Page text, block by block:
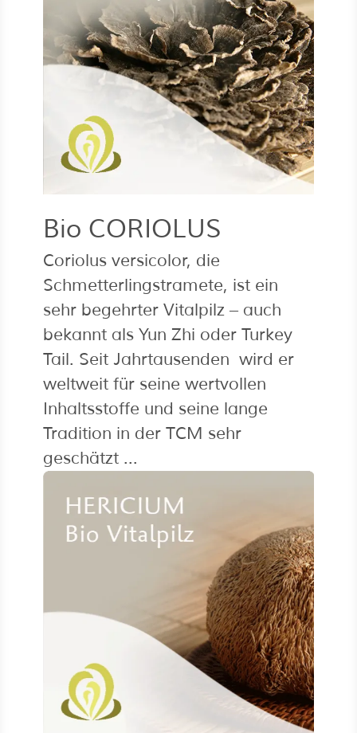
Bio CORIOLUS
Coriolus versicolor, die
Schmetterlingstramete, ist ein
sehr begehrter Vitalpilz – auch
bekannt als Yun Zhi oder Turkey
Tail. Seit Jahrtausenden wird er
weltweit für seine wertvollen
Inhaltsstoffe und seine lange
Tradition in der TCM sehr
geschätzt ...